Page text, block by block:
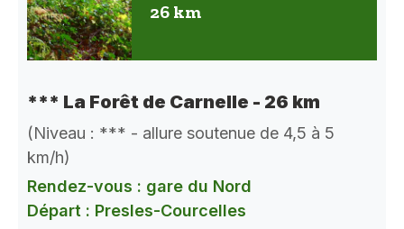
26 km
*** La Forêt de Carnelle - 26 km
(Niveau : *** - allure soutenue de 4,5 à 5
km/h)
Rendez-vous : gare du Nord
Départ : Presles-Courcelles